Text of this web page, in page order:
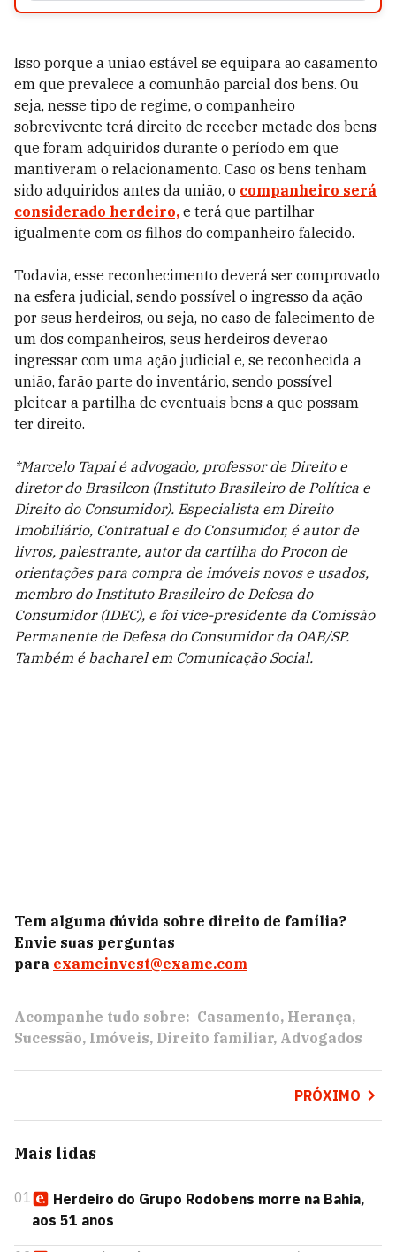
Isso porque a união estável se equipara ao casamento
em que prevalece a comunhão parcial dos bens. Ou
seja, nesse tipo de regime, o companheiro
sobrevivente terá direito de receber metade dos bens
que foram adquiridos durante o período em que
mantiveram o relacionamento. Caso os bens tenham
sido adquiridos antes da união, o companheiro será
considerado herdeiro, e terá que partilhar
igualmente com os filhos do companheiro falecido.
Todavia, esse reconhecimento deverá ser comprovado
na esfera judicial, sendo possível o ingresso da ação
por seus herdeiros, ou seja, no caso de falecimento de
um dos companheiros, seus herdeiros deverão
ingressar com uma ação judicial e, se reconhecida a
união, farão parte do inventário, sendo possível
pleitear a partilha de eventuais bens a que possam
ter direito.
*Marcelo Tapai é advogado, professor de Direito e
diretor do Brasilcon (Instituto Brasileiro de Política e
Direito do Consumidor). Especialista em Direito
Imobiliário, Contratual e do Consumidor, é autor de
livros, palestrante, autor da cartilha do Procon de
orientações para compra de imóveis novos e usados,
membro do Instituto Brasileiro de Defesa do
Consumidor (IDEC), e foi vice-presidente da Comissão
Permanente de Defesa do Consumidor da OAB/SP.
Também é bacharel em Comunicação Social.
Tem alguma dúvida sobre direito de família?
Envie suas perguntas
para exameinvest@exame.com
Acompanhe tudo sobre: Casamento Herança
Sucessão Imóveis Direito familiar Advogados
PRÓXIMO
Mais lidas
01
Herdeiro do Grupo Rodobens morre na Bahia,
aos 51 anos